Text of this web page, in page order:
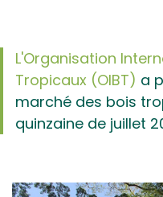
L'Organisation
Tropicaux (OIBT) a
marché des bois
quinzaine de juillet